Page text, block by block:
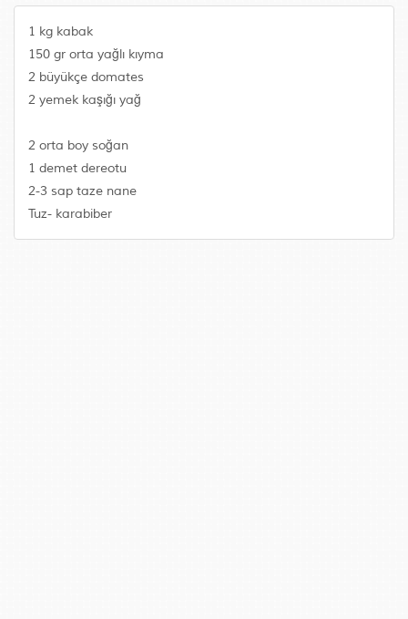
1 kg kabak
150 gr orta yağlı kıyma
2 büyükçe domates
2 yemek kaşığı yağ
2 orta boy soğan
1 demet dereotu
2-3 sap taze nane
Tuz- karabiber